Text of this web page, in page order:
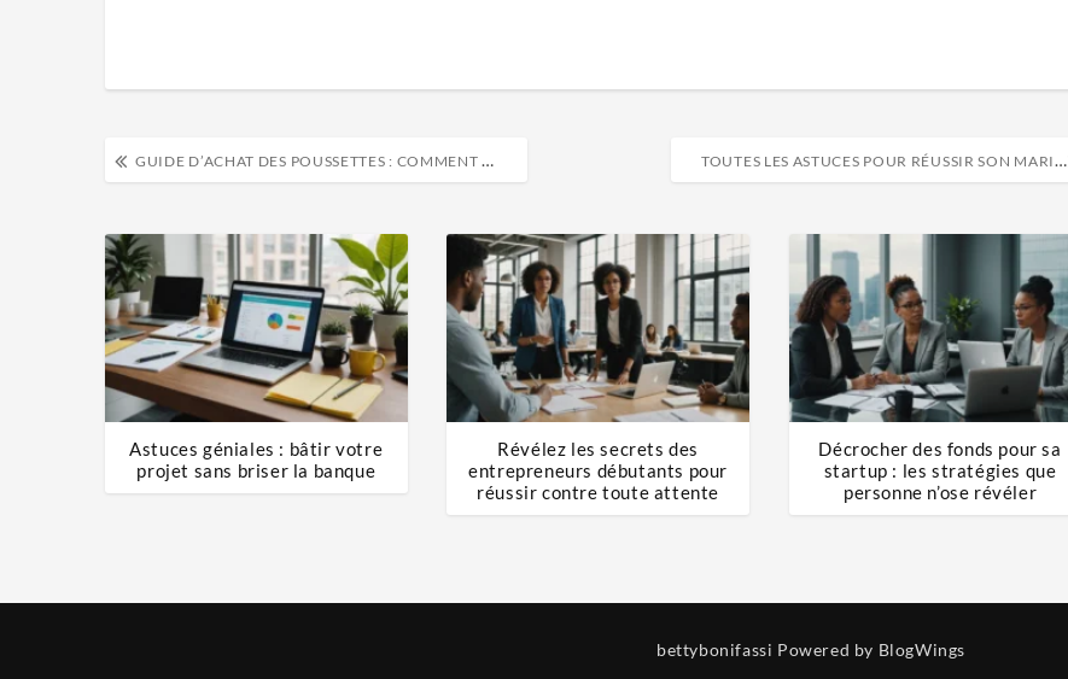
GUIDE D’ACHAT DES POUSSETTES : COMMENT CHOISIR LA POUSSETTE PARFAITE TOUTES LES ASTUCES POUR RÉUSSIR SON MARIAGE À THÈME
Astuces géniales : bâtir votre
projet sans briser la banque
Révélez les secrets des
entrepreneurs débutants pour
réussir contre toute attente
Décrocher des fonds pour sa
startup : les stratégies que
personne n’ose révéler
bettybonifassi Powered by BlogWings